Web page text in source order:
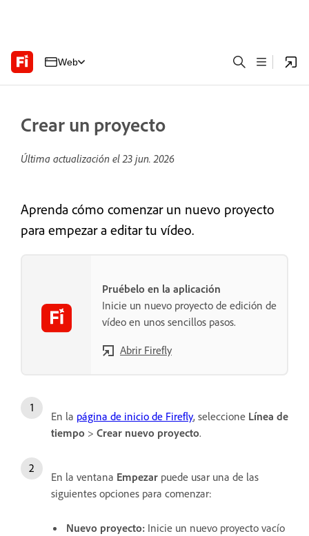
Web
Crear un proyecto
Última actualización el23 jun. 2026
Aprenda cómo comenzar un nuevo proyecto
para empezar a editar tu vídeo.
Pruébelo en la aplicación
Inicie un nuevo proyecto de edición de
vídeo en unos sencillos pasos.
Abrir Firefly
En la página de inicio de Firefly, seleccione Línea de
tiempo > Crear nuevo proyecto.
En la ventana Empezar puede usar una de las
siguientes opciones para comenzar:
Nuevo proyecto: Inicie un nuevo proyecto vacío